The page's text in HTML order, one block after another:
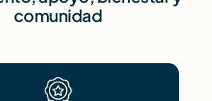
comunidad